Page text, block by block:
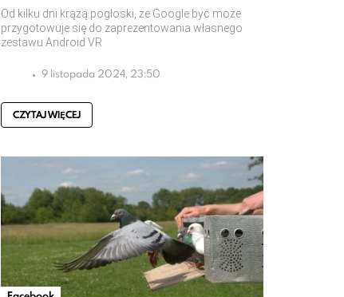
Od kilku dni krążą pogłoski, że Google być może
przygotowuje się do zaprezentowania własnego
zestawu Android VR
9 listopada 2024, 23:50
CZYTAJ WIĘCEJ